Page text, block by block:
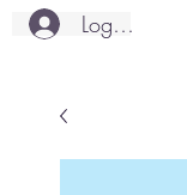
Logg inn